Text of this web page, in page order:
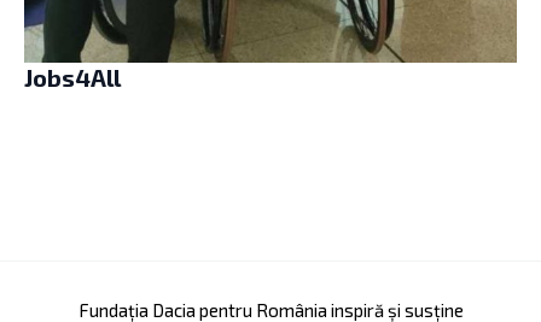
Jobs4All
Fundația Dacia pentru România inspiră și susține